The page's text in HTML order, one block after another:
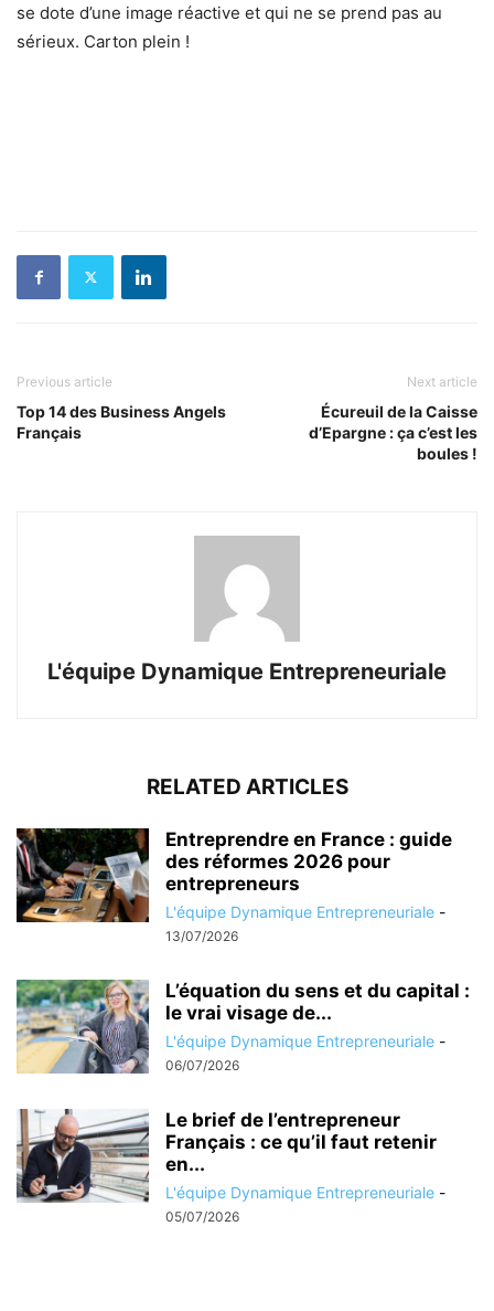
se dote d’une image réactive et qui ne se prend pas au
sérieux. Carton plein !
Previous article
Top 14 des Business Angels
Français
Next article
Écureuil de la Caisse
d’Epargne : ça c’est les
boules !
L'équipe Dynamique Entrepreneuriale
RELATED ARTICLES
Entreprendre en France : guide
des réformes 2026 pour
entrepreneurs
L'équipe Dynamique Entrepreneuriale -
13/07/2026
L’équation du sens et du capital :
le vrai visage de...
L'équipe Dynamique Entrepreneuriale -
06/07/2026
Le brief de l’entrepreneur
Français : ce qu’il faut retenir
en...
L'équipe Dynamique Entrepreneuriale -
05/07/2026